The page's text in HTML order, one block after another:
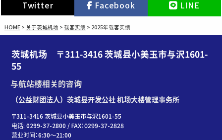
Twitter Facebook LINE
HOME> 关于茨城机场 > 载客实绩 > 2025年载客实绩
茨城机场 〒311-3416 茨城县小美玉市与沢1601-
55
与航站楼相关的咨询
（公益财团法人）茨城县开发公社 机场大楼管理事务所
〒311-3416 茨城县小美玉市与沢1601-55
电话: 0299-37-2800 / FAX：0299-37-2828
营业时间：6:30〜21:00